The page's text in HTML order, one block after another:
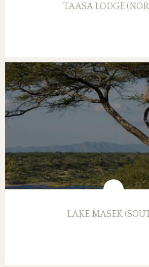
TAASA LODGE
LAKE MASEK